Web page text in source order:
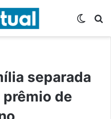
separada
prêmio de